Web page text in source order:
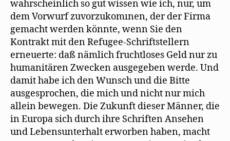
wahrscheinlich so gut wissen wie ich, nur, um
dem Vorwurf zuvorzukomınen, der der Firma
gemacht werden könnte, wenn Sie den
Kontrakt mit den Refugee-Schriftstellern
erneuerte: daß nämlich fruchtloses Geld nur zu
humanitären Zwecken ausgegeben werde. Und
damit habe ich den Wunsch und die Bitte
ausgesprochen, die mich und nicht nur mich
allein bewegen. Die Zukunft dieser Männer, die
in Europa sich durch ihre Schriften Ansehen
und Lebensunterhalt erworben haben, macht